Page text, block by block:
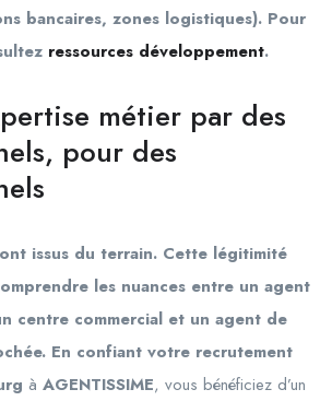
bancaires, zones logistiques). Pour
ressources développement.
métier par des
pour des
issus du terrain. Cette légitimité
les nuances entre un agent
centre commercial et un agent de
En confiant votre recrutement
à AGENTISSIME, vous bénéficiez d’un